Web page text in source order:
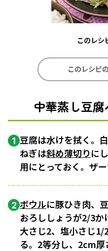
このレシ
このレシピ
中華蒸し豆
1 豆腐は水けを拭く。
ねぎは斜め薄切りに
用にとっておく。ザ
2 ボウルに豚ひき肉、
おろししょうが2/3
大さじ2、塩小さじ1/
る。2等分し、2cm厚